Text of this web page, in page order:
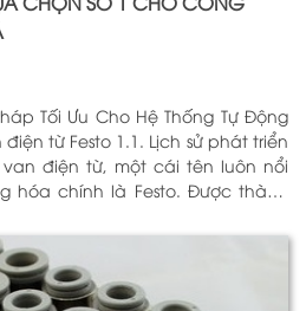
Tối Ưu Cho Hệ Thống Tự Động
hóa chính là Festo. Được thành